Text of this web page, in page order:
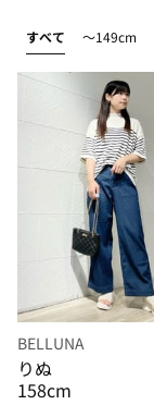
すべて ～149cm
BELLUNA
りぬ
158cm